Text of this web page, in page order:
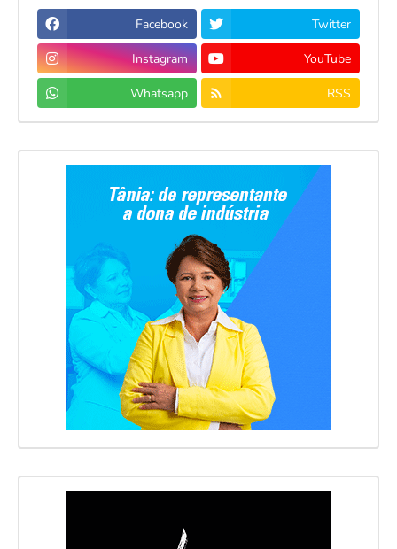
Facebook Twitter
Instagram YouTube
Whatsapp RSS